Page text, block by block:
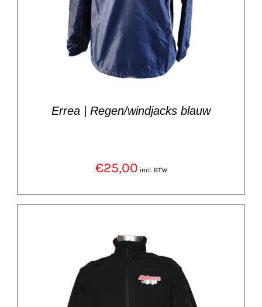
Errea | Regen/windjacks blauw
€25,00 incl. BTW